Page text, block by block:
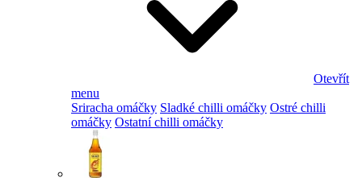
Otevřít
menu
Sriracha omáčky Sladké chilli omáčky Ostré chilli
omáčky Ostatní chilli omáčky